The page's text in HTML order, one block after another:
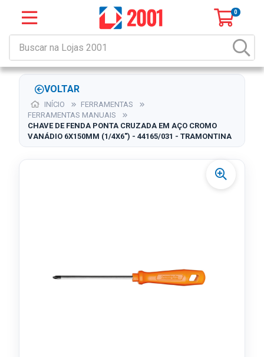
0
VOLTAR
INÍCIO
FERRAMENTAS
FERRAMENTAS MANUAIS
CHAVE DE FENDA PONTA CRUZADA EM AÇO CROMO
VANÁDIO 6X150MM (1/4X6") - 44165/031 - TRAMONTINA